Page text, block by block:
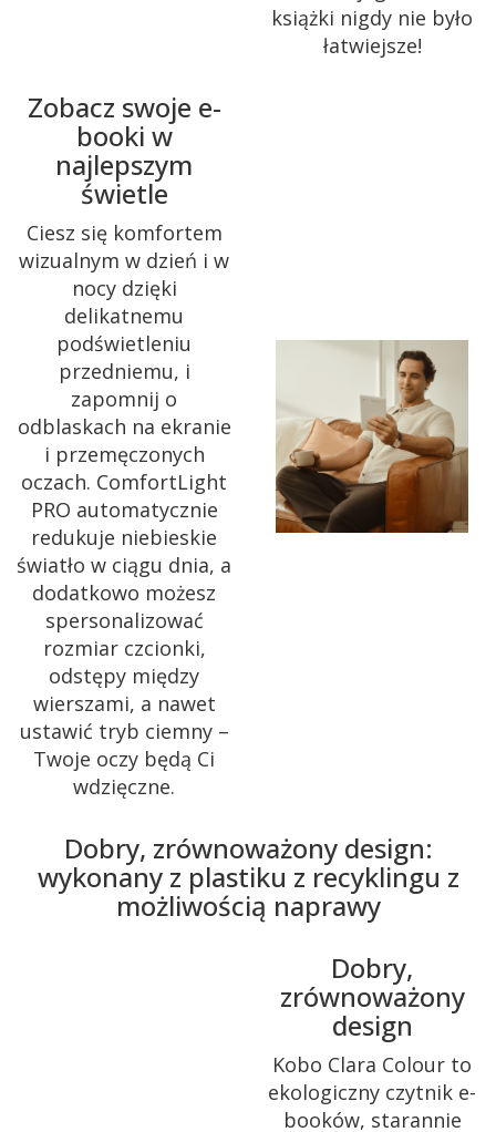
książki nigdy nie było
łatwiejsze!
Zobacz swoje e-
booki w
najlepszym
świetle
Ciesz się komfortem
wizualnym w dzień i w
nocy dzięki
delikatnemu
podświetleniu
przedniemu, i
zapomnij o
odblaskach na ekranie
i przemęczonych
oczach. ComfortLight
PRO automatycznie
redukuje niebieskie
światło w ciągu dnia, a
dodatkowo możesz
spersonalizować
rozmiar czcionki,
odstępy między
wierszami, a nawet
ustawić tryb ciemny –
Twoje oczy będą Ci
wdzięczne.
Dobry, zrównoważony design:
wykonany z plastiku z recyklingu z
możliwością naprawy
Dobry,
zrównoważony
design
Kobo Clara Colour to
ekologiczny czytnik e-
booków, starannie